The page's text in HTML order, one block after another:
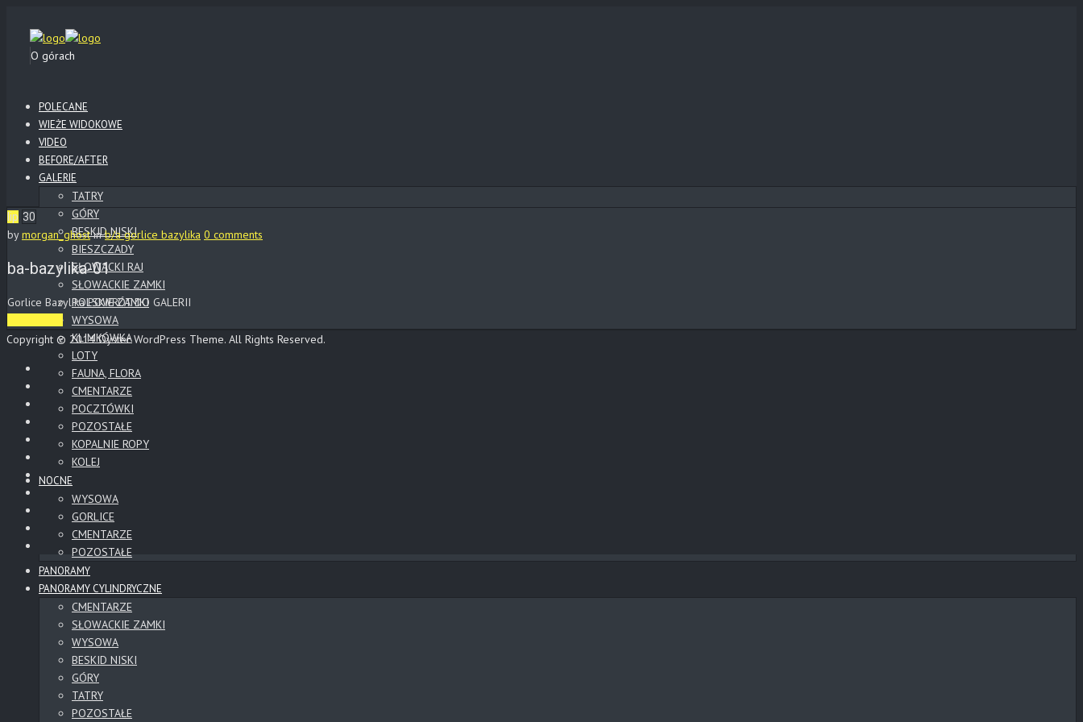
O górach
POLECANE
WIEŻE WIDOKOWE
VIDEO
BEFORE/AFTER
GALERIE
TATRY
GÓRY
BESKID NISKI
BIESZCZADY
SŁOWACKI RAJ
SŁOWACKIE ZAMKI
POLSKIE ZAMKI
WYSOWA
KLIMKÓWKA
LOTY
FAUNA, FLORA
CMENTARZE
POCZTÓWKI
POZOSTAŁE
KOPALNIE ROPY
KOLEJ
NOCNE
WYSOWA
GORLICE
CMENTARZE
POZOSTAŁE
PANORAMY
PANORAMY CYLINDRYCZNE
CMENTARZE
SŁOWACKIE ZAMKI
WYSOWA
BESKID NISKI
GÓRY
TATRY
POZOSTAŁE
lip 30
bymorgan_ghost inb/a gorlice bazylika 0 comments
ba-bazylika-01
Gorlice Bazylika POWRÓT DO GALERII
Copyright © 2014 Oyster WordPress Theme. All Rights Reserved.